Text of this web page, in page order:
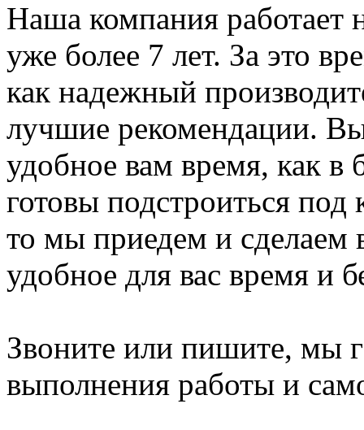
Наша компания работает
уже более 7 лет. За это
как надежный
лучшие рекомендации.
удобное вам время, как
готовы подстроиться под
то мы приедем и сделаем
удобное для вас время и
Звоните или пишите, мы
выполнения работы и